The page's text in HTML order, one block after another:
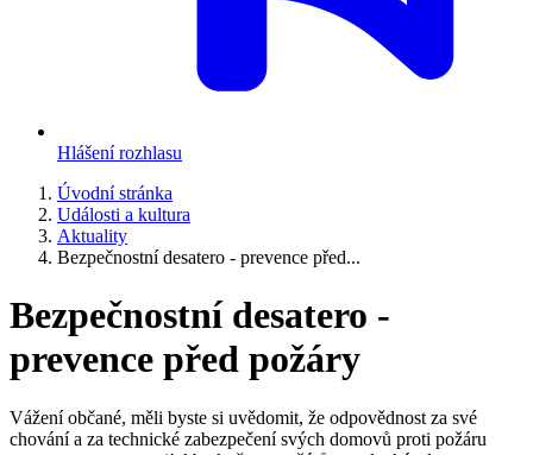
Hlášení rozhlasu
Úvodní stránka
Události a kultura
Aktuality
Bezpečnostní desatero - prevence před...
Bezpečnostní desatero -
prevence před požáry
Vážení občané, měli byste si uvědomit, že odpovědnost za své
chování a za technické zabezpečení svých domovů proti požáru